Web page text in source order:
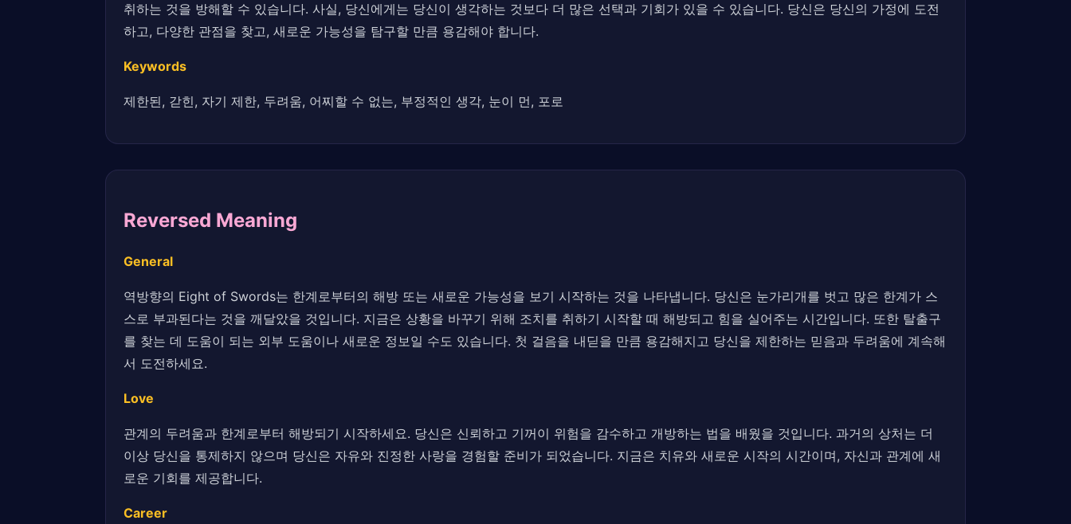
취하는 것을 방해할 수 있습니다. 사실, 당신에게는 당신이 생각하는 것보다 더 많은 선택과 기회가 있을 수 있습니다. 당신은 당신의 가정에 도전
하고, 다양한 관점을 찾고, 새로운 가능성을 탐구할 만큼 용감해야 합니다.
Keywords
제한된, 갇힌, 자기 제한, 두려움, 어찌할 수 없는, 부정적인 생각, 눈이 먼, 포로
Reversed Meaning
General
역방향의 Eight of Swords는 한계로부터의 해방 또는 새로운 가능성을 보기 시작하는 것을 나타냅니다. 당신은 눈가리개를 벗고 많은 한계가 스
스로 부과된다는 것을 깨달았을 것입니다. 지금은 상황을 바꾸기 위해 조치를 취하기 시작할 때 해방되고 힘을 실어주는 시간입니다. 또한 탈출구
를 찾는 데 도움이 되는 외부 도움이나 새로운 정보일 수도 있습니다. 첫 걸음을 내딛을 만큼 용감해지고 당신을 제한하는 믿음과 두려움에 계속해
서 도전하세요.
Love
관계의 두려움과 한계로부터 해방되기 시작하세요. 당신은 신뢰하고 기꺼이 위험을 감수하고 개방하는 법을 배웠을 것입니다. 과거의 상처는 더
이상 당신을 통제하지 않으며 당신은 자유와 진정한 사랑을 경험할 준비가 되었습니다. 지금은 치유와 새로운 시작의 시간이며, 자신과 관계에 새
로운 기회를 제공합니다.
Career